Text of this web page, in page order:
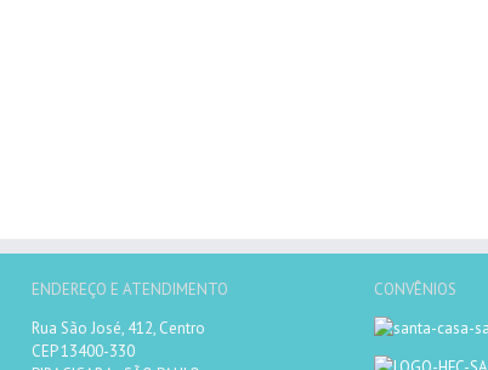
ENDEREÇO E ATENDIMENTO
Rua São José, 412, Centro
CEP 13400-330
CONVÊNIOS